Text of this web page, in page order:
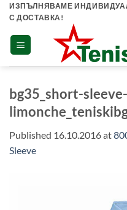
Skip
content
ИЗПЪЛНЯВАМЕ
С ДОСТАВКА!
bg35_short-
Published 16.10.2016at
Sleeve